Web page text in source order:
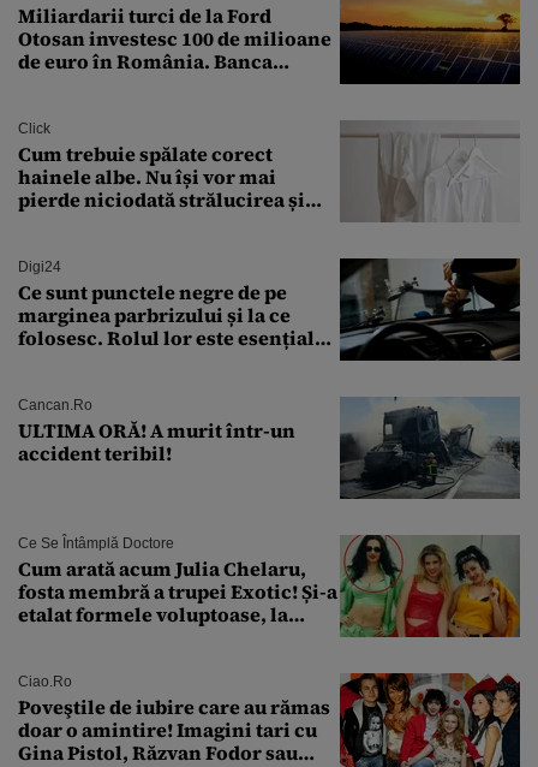
Miliardarii turci de la Ford
Otosan investesc 100 de milioane
de euro în România. Banca
Click
Cum trebuie spălate corect
hainele albe. Nu își vor mai
pierde niciodată strălucirea și
Digi24
Ce sunt punctele negre de pe
marginea parbrizului și la ce
folosesc. Rolul lor este esențial
Cancan.ro
ULTIMA ORĂ! A murit într-un
accident teribil!
Ce Se Întâmplă Doctore
Cum arată acum Julia Chelaru,
fosta membră a trupei Exotic! Și-a
etalat formele voluptoase, la
Ciao.ro
Poveştile de iubire care au rămas
doar o amintire! Imagini tari cu
Gina Pistol, Răzvan Fodor sau